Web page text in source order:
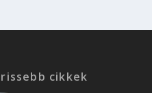
cikkek